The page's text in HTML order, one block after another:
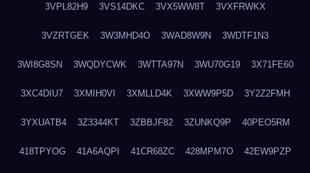
3VPL82H9 3VS14DKC 3VX5WW8T 3VXFRWKX
3VZRTGEK 3W3MHD4O 3WAD8W9N 3WDTF1N3
3WI8G8SN 3WQDYCWK 3WTTA97N 3WU70G19 3X71FE60
3XC4DIU7 3XMIH0VI 3XMLLD4K 3XWW9P5D 3Y2Z2FMH
3YXUATB4 3Z3344KT 3ZBBJF82 3ZUNKQ9P 40PEO5RM
418TPYOG 41A6AQPI 41CR68ZC 428MPM7O 42EW9PZP